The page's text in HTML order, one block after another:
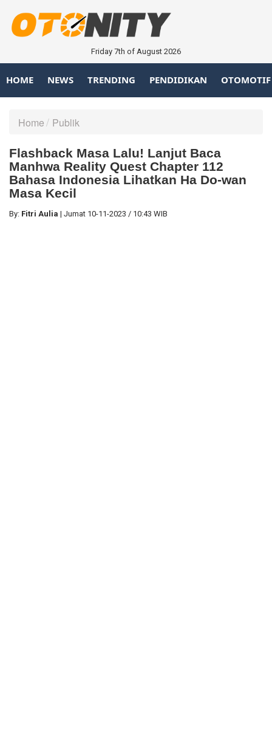
Friday 7th of August 2026
HOME NEWS TRENDING PENDIDIKAN OTOMOTIF
Home Publik
Flashback Masa Lalu! Lanjut Baca
Manhwa Reality Quest Chapter 112
Bahasa Indonesia Lihatkan Ha Do-wan
Masa Kecil
By: Fitri Aulia | Jumat 10-11-2023 / 10:43 WIB